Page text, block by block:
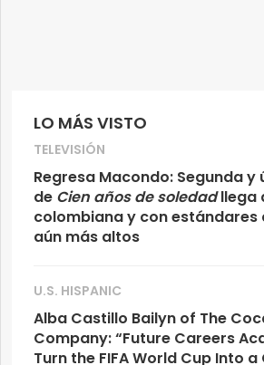
LO MÁS VISTO
TELEVISIÓN
Regresa Macondo: Segunda
de Cien años de soledadllega
colombiana y con estándares
aún más altos
U.S. HISPANIC
Alba Castillo Bailyn of The
Company: “Future Careers
Turn the FIFA World Cup Into a